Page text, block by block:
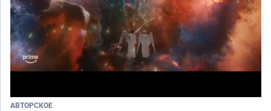
АВТОРСКОЕ